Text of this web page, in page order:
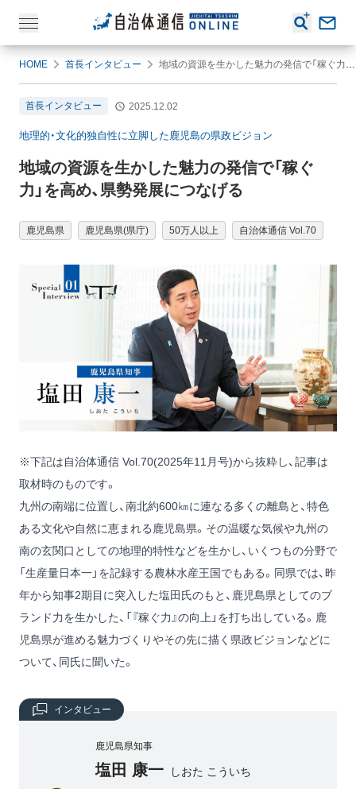
HOME 首長インタビュー 地域の資源を生かした魅力の発信で「稼ぐ力」を高め、県勢発展につなげる
首長インタビュー 2025.12.02
地理的・文化的独自性に立脚した鹿児島の県政ビジョン
地域の資源を生かした魅力の発信で「稼ぐ
力」を高め、県勢発展につなげる
鹿児島県 鹿児島県(県庁) 50万人以上 自治体通信 Vol.70
※下記は自治体通信 Vol.70(2025年11月号)から抜粋し、記事は
取材時のものです。
九州の南端に位置し、南北約600㎞に連なる多くの離島と、特色
ある文化や自然に恵まれる鹿児島県。その温暖な気候や九州の
南の玄関口としての地理的特性などを生かし、いくつもの分野で
「生産量日本一」を記録する農林水産王国でもある。同県では、昨
年から知事2期目に突入した塩田氏のもと、鹿児島県としてのブ
ランド力を生かした、「『稼ぐ力』の向上」を打ち出している。鹿
児島県が進める魅力づくりやその先に描く県政ビジョンなどに
ついて、同氏に聞いた。
インタビュー
鹿児島県知事
塩田 康一 しおた こういち